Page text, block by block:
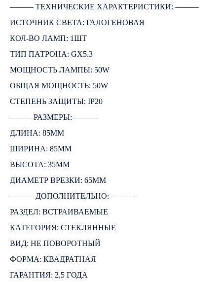
――― ТЕХНИЧЕСКИЕ ХАРАКТЕРИСТИКИ: ―――
ИСТОЧНИК СВЕТА: ГАЛОГЕНОВАЯ
КОЛ-ВО ЛАМП: 1ШТ
ТИП ПАТРОНА: GX5.3
МОЩНОСТЬ ЛАМПЫ: 50W
ОБЩАЯ МОЩНОСТЬ: 50W
СТЕПЕНЬ ЗАЩИТЫ: IP20
―――РАЗМЕРЫ: ―――
ДЛИНА: 85ММ
ШИРИНА: 85ММ
ВЫСОТА: 35ММ
ДИАМЕТР ВРЕЗКИ: 65ММ
――― ДОПОЛНИТЕЛЬНО: ―――
РАЗДЕЛ: ВСТРАИВАЕМЫЕ
КАТЕГОРИЯ: СТЕКЛЯННЫЕ
ВИД: НЕ ПОВОРОТНЫЙ
ФОРМА: КВАДРАТНАЯ
ГАРАНТИЯ: 2,5 ГОДА